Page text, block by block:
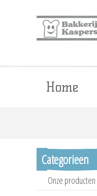
Home
Categorieen
Onze producten